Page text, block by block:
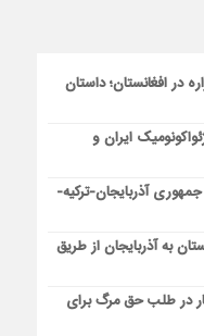
در افغانستان؛ داستان
ایران و
آذربایجان-ترکیه-
به آذربایجان از طریق
در طلب حق مرگ برای